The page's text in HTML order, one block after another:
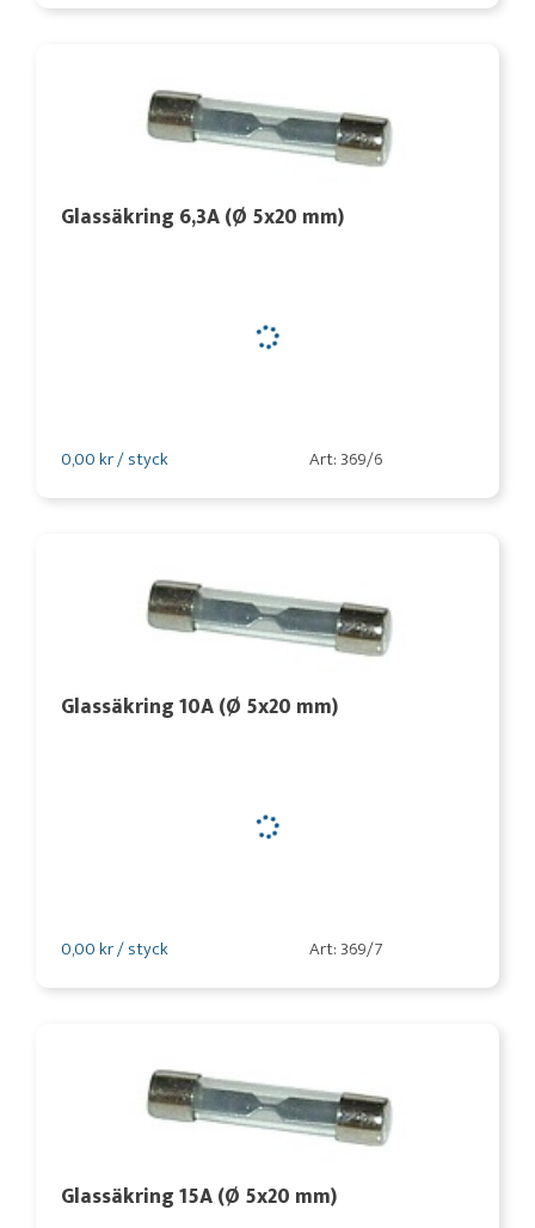
Glassäkring 6,3A (Ø 5x20 mm)
0,00 kr / styck Art: 369/6
Glassäkring 10A (Ø 5x20 mm)
0,00 kr / styck Art: 369/7
Glassäkring 15A (Ø 5x20 mm)